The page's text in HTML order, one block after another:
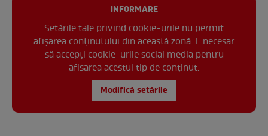
INFORMARE
Setările tale privind cookie-urile nu permit
afișarea conținutului din această zonă. E necesar
să accepți cookie-urile social media pentru
afisarea acestui tip de conținut.
Modifică setările